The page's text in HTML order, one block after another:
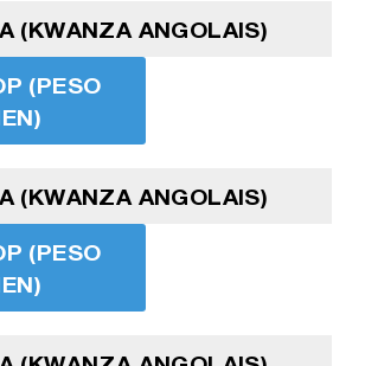
(KWANZA ANGOLAIS)
(PESO
(KWANZA ANGOLAIS)
(PESO